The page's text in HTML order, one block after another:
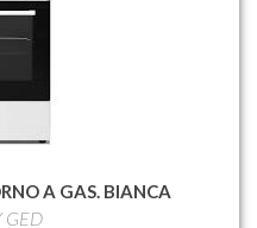
A GAS. BIANCA
GED